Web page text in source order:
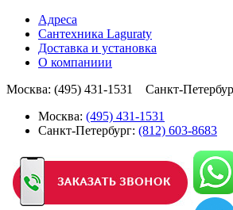
Адреса
Сантехника Laguraty
Доставка и установка
О компаниии
Москва: (495) 431-1531 Санкт-
Москва: (495) 431-1531
Санкт-Петербург: (812) 603-8683